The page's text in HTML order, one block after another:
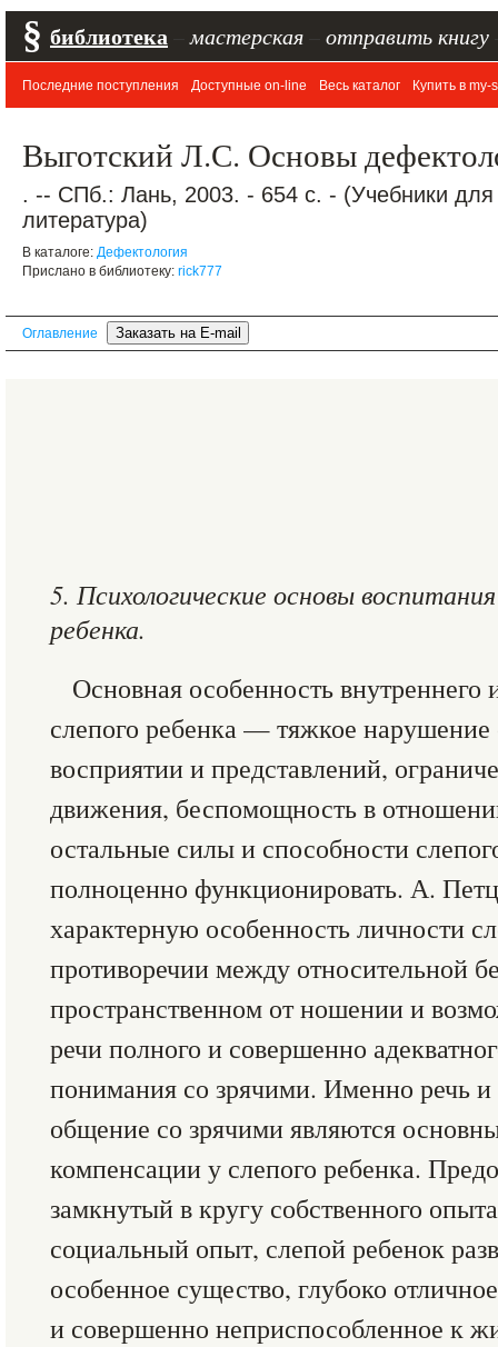
§ библиотека мастерская отправить книгу
Последние поступления Доступные on-line Весь каталог Купить в my-
Выготский Л.С. Основы
. -- СПб.: Лань, 2003. - 654 с. - (Учебники
литература)
В каталоге: Дефектология
Прислано в библиотеку: rick777
Оглавление
5. Психологические основы
ребенка.
Основная особенность внутреннего
слепого ребенка — тяжкое нарушение
восприятии и представлений,
движения, беспомощность в
остальные силы и способности
полноценно функционировать. А.
характерную особенность личности
противоречии между относительной
пространственном от ношении и
речи полного и совершенно
понимания со зрячими. Именно речь
общение со зрячими являются
компенсации у слепого ребенка.
замкнутый в кругу собственного
социальный опыт, слепой ребенок
особенное существо, глубоко
и совершенно неприспособленное к